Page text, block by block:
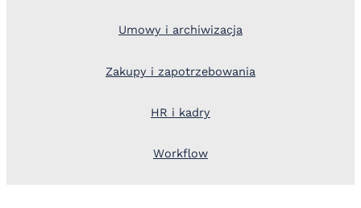
Umowy i archiwizacja
Zakupy i zapotrzebowania
HR i kadry
Workflow